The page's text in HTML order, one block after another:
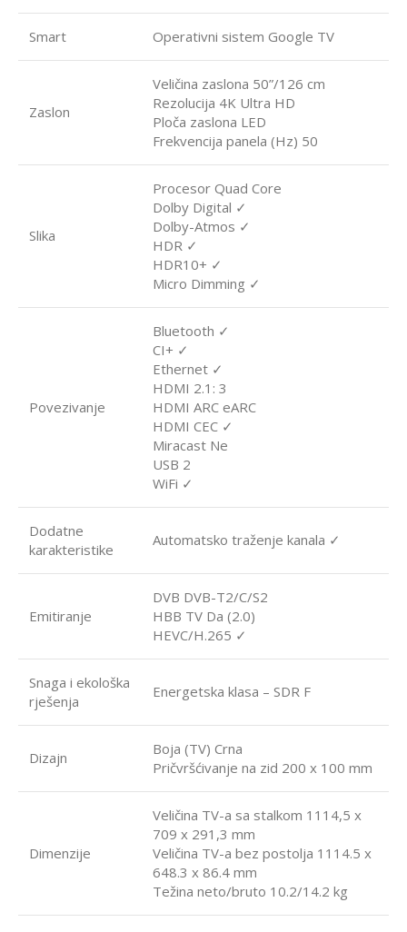
Smart Operativni sistem Google TV
Zaslon
Veličina zaslona 50”/126 cm
Rezolucija 4K Ultra HD
Ploča zaslona LED
Frekvencija panela (Hz) 50
Slika
Procesor Quad Core
Dolby Digital ✓
Dolby-Atmos ✓
HDR ✓
HDR10+ ✓
Micro Dimming ✓
Povezivanje
Bluetooth ✓
CI+ ✓
Ethernet ✓
HDMI 2.1: 3
HDMI ARC eARC
HDMI CEC ✓
Miracast Ne
USB 2
WiFi ✓
Dodatne
karakteristike
Automatsko traženje kanala ✓
Emitiranje
DVB DVB-T2/C/S2
HBB TV Da (2.0)
HEVC/H.265 ✓
Snaga i ekološka
rješenja
Energetska klasa – SDR F
Dizajn
Boja (TV) Crna
Pričvršćivanje na zid 200 x 100 mm
Dimenzije
Veličina TV-a sa stalkom 1114,5 x
709 x 291,3 mm
Veličina TV-a bez postolja 1114.5 x
648.3 x 86.4 mm
Težina neto/bruto 10.2/14.2 kg